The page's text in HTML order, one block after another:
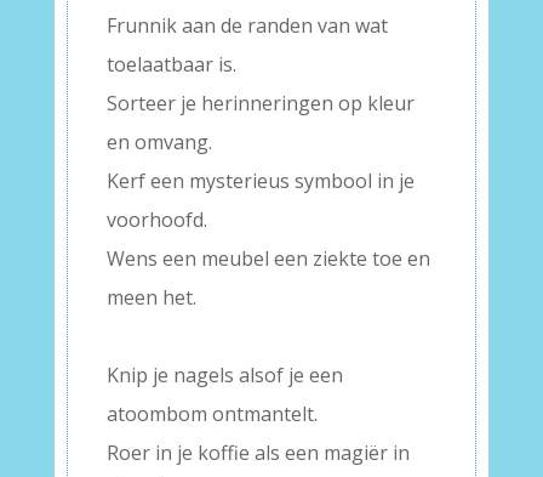
Frunnik aan de randen van wat
toelaatbaar is.
Sorteer je herinneringen op kleur
en omvang.
Kerf een mysterieus symbool in je
voorhoofd.
Wens een meubel een ziekte toe en
meen het.
Knip je nagels alsof je een
atoombom ontmantelt.
Roer in je koffie als een magiër in